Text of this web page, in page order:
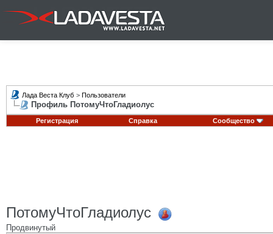
Лада Веста Клуб > Пользователи
Профиль ПотомуЧтоГладиолус
Регистрация Справка Сообщество
ПотомуЧтоГладиолус
Продвинутый